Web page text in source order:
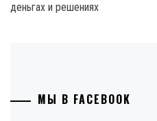
деньгах и решениях
МЫ В FACEBOOK